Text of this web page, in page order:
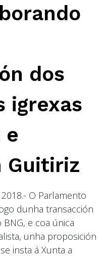
dos
igrexas
e
Guitiriz
O Parlamento
dunha transacción
e coa única
unha proposición
insta á Xunta a